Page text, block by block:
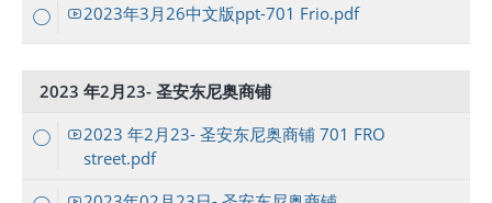
2023年3月26中文版ppt-701 Frio.pdf
2023 年2月23- 圣安东尼奥商铺
2023 年2月23- 圣安东尼奥商铺 701 FRO
street.pdf